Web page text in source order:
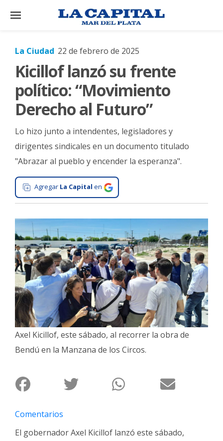
×
El
El
Mundo
La
Zona
Cultura
Tecnología
Gastronomía
Salud
Interés
General
La
Ciudad
Deportes
Arte
y
Espectáculos
Policiales
Fotos
Familia
Clasificados
La Ciudad 22 de febrero de 2025
Kicillof lanzó su frente
político: “Movimiento
Derecho al Futuro”
Lo hizo junto a intendentes, legisladores y
dirigentes sindicales en un documento titulado
"Abrazar al pueblo y encender la esperanza".
Agregar La Capital en
Axel Kicillof, este sábado, al recorrer la obra de
Bendú en la Manzana de los Circos.
Comentarios
El gobernador Axel Kicillof lanzó este sábado,